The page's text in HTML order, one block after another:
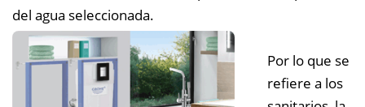
del agua seleccionada.
Por lo que se
refiere a los